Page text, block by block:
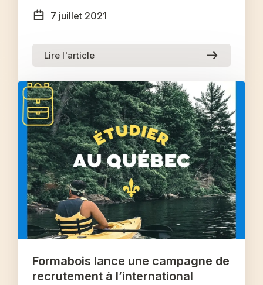
7 juillet 2021
Lire l'article
Formabois lance une campagne de
recrutement à l’international